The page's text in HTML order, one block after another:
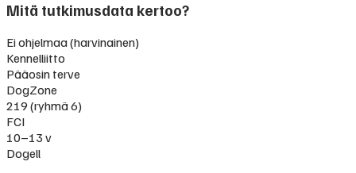
Mitä tutkimusdata kertoo?
Ei ohjelmaa (harvinainen)
Kennelliitto
Pääosin terve
DogZone
219 (ryhmä 6)
FCI
10–13 v
Dogell